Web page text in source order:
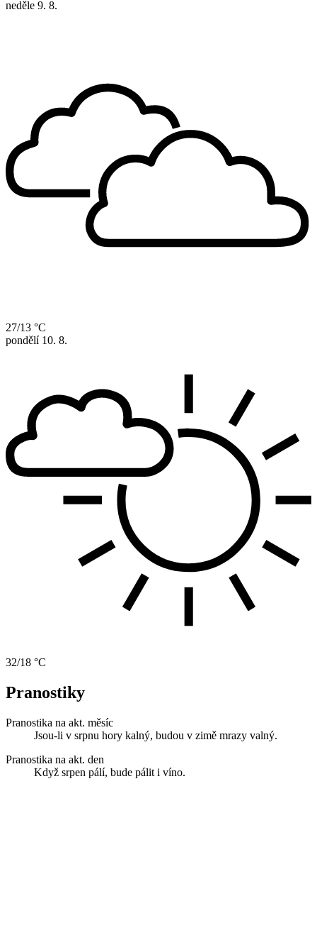
neděle 9. 8.
27/13 °C
pondělí 10. 8.
32/18 °C
Pranostiky
Pranostika na akt. měsíc
Jsou-li v srpnu hory kalný, budou v zimě mrazy valný.
Pranostika na akt. den
Když srpen pálí, bude pálit i víno.